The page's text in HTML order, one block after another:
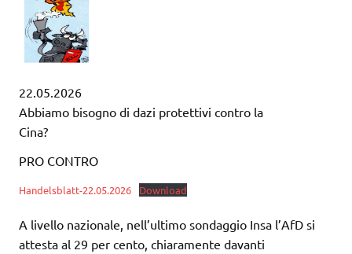
22.05.2026
Abbiamo bisogno di dazi protettivi contro la
Cina?
PRO CONTRO
Handelsblatt-22.05.2026 Download
A livello nazionale, nell’ultimo sondaggio Insa l’AfD si
attesta al 29 per cento, chiaramente davanti